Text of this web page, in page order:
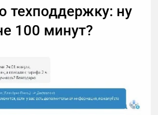
способы ее применения. А
автоматическую
ну
100 минут?